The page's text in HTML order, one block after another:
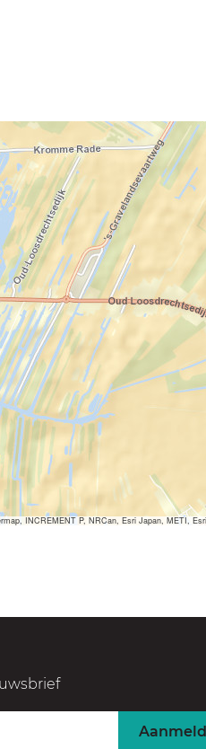
INCREMENT P, NRCan, Esri Japan, METI,